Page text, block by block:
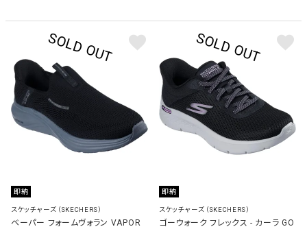
即納
スケッチャーズ（SKECHERS）
ベーパー フォームヴォラン VAPOR
即納
スケッチャーズ（SKECHERS）
ゴーウォーク フレックス - カーラ GO